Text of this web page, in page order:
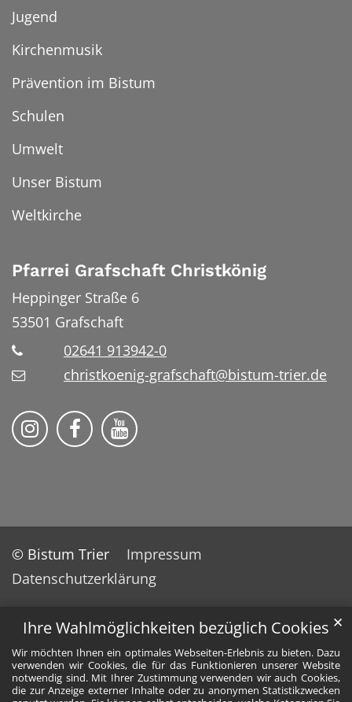
Ihre Wahlmöglichkeiten bezüglich Cookies
Wir möchten Ihnen ein optimales Webseiten-Erlebnis zu bieten. Dazu
verwenden wir Cookies, die für das Funktionieren unserer Website
notwendig sind. Mit Ihrer Zustimmung verwenden wir auch Cookies,
die zur Anzeige externer Inhalte oder zu anonymen Statistikzwecken
✕
Jugend
Kirchenmusik
Prävention im Bistum
Schulen
Umwelt
Unser Bistum
Weltkirche
Pfarrei Grafschaft Christkönig
Heppinger Straße 6
53501 Grafschaft
02641 913942-0
christkoenig-grafschaft@bistum-trier.de
Pfarreiengemeinschaft Grafschaft auf
Pfarreiengemeinschaft Grafschaft
Pfarreiengemeinschaft
© Bistum Trier
Impressum
Datenschutzerklärung